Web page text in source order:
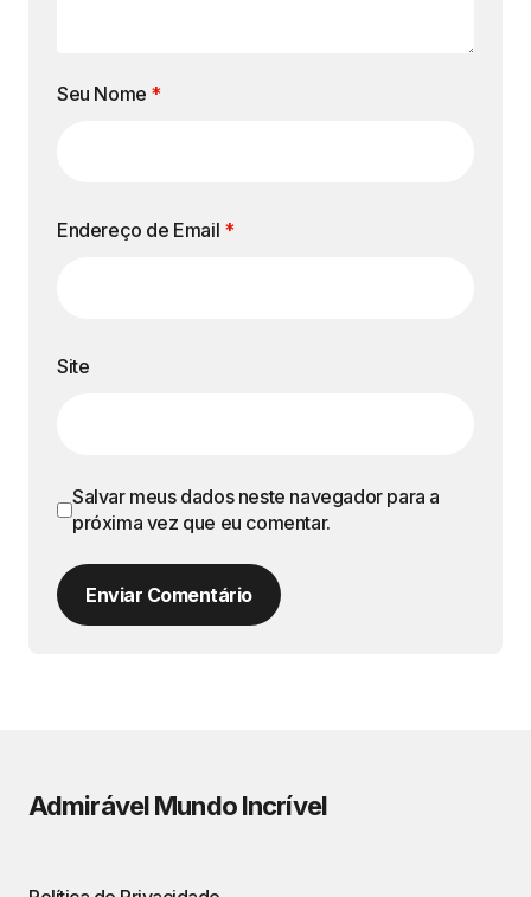
Seu Nome *
Endereço de Email *
Site
Salvar meus dados neste navegador para a
próxima vez que eu comentar.
Enviar Comentário
Admirável Mundo Incrível